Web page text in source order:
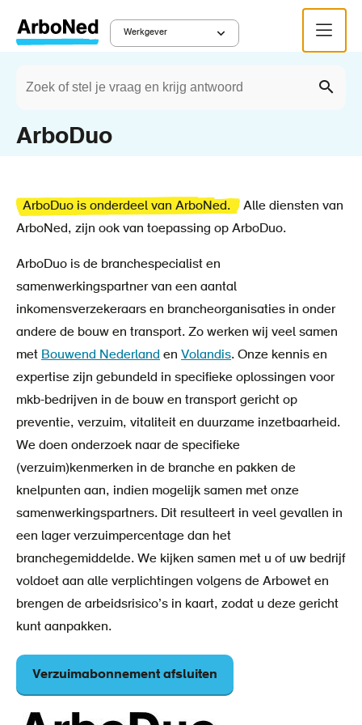
gaan
Main
navigation
Werkgever
Kruimelpad
Werkgever Onze diensten Verzuimabonnementen
ArboDuo
ArboDuo is onderdeel van ArboNed.
Alle diensten van
ArboNed, zijn ook van toepassing op ArboDuo.
ArboDuo is de branchespecialist en
samenwerkingspartner van een aantal
inkomensverzekeraars en brancheorganisaties in onder
andere de bouw en transport. Zo werken wij veel samen
met Bouwend Nederland en Volandis. Onze kennis en
expertise zijn gebundeld in specifieke oplossingen voor
mkb-bedrijven in de bouw en transport gericht op
preventie, verzuim, vitaliteit en duurzame inzetbaarheid.
We doen onderzoek naar de specifieke
(verzuim)kenmerken in de branche en pakken de
knelpunten aan, indien mogelijk samen met onze
samenwerkingspartners. Dit resulteert in veel gevallen in
een lager verzuimpercentage dan het
branchegemiddelde. We kijken samen met u of uw bedrijf
voldoet aan alle verplichtingen volgens de Arbowet en
brengen de arbeidsrisico’s in kaart, zodat u deze gericht
kunt aanpakken.
Verzuimabonnement afsluiten